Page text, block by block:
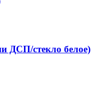
ДСП/стекло белое)